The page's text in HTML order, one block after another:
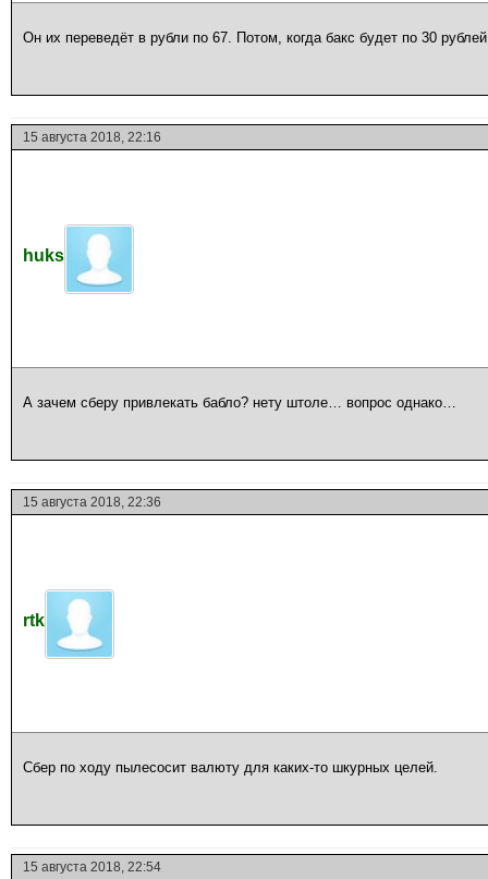
Он их переведёт в рубли по 67. Потом, когда бакс будет по 30
15 августа 2018, 22:16
huks
А зачем сберу привлекать бабло? нету штоле… вопрос однако…
15 августа 2018, 22:36
rtk
Сбер по ходу пылесосит валюту для каких-то шкурных целей.
15 августа 2018, 22:54